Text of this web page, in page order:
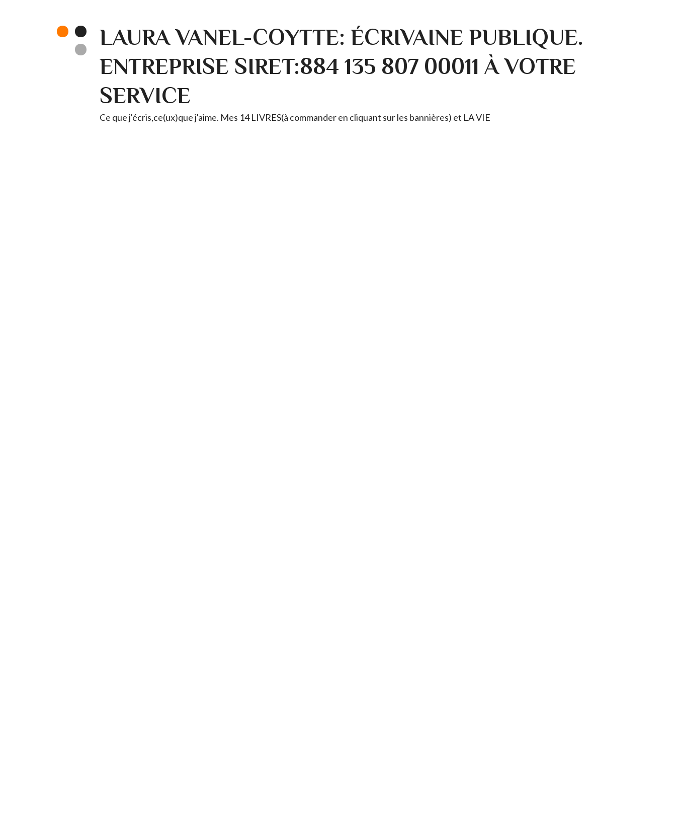
LAURA VANEL-COYTTE: ÉCRIVAINE PUBLIQUE.
ENTREPRISE SIRET:884 135 807 00011 À VOTRE
SERVICE
Ce que j'écris,ce(ux)que j'aime. Mes 14 LIVRES(à commander en cliquant sur les bannières) et LA VIE